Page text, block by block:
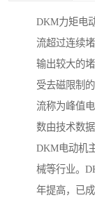
DKM力矩电
流超过连续
输出较大的
受去磁限制
流称为峰值
数由技术数据
DKM电动机
械等行业。
年提高，已